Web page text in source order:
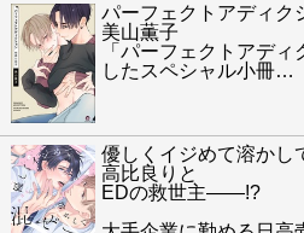
パーフェクトアディク
美山薫子
「パーフェクトアデ
したスペシャル小冊…
優しくイジめて溶かし
高比良りと
EDの救世主――!?